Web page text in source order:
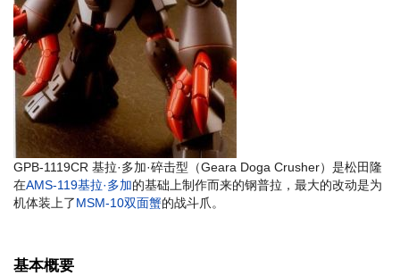
GPB-1119CR 基拉·多加·碎击型（Geara Doga Crusher）是松田隆
在AMS-119基拉·多加的基础上制作而来的钢普拉，最大的改动是为
机体装上了MSM-10双面蟹的战斗爪。
基本概要